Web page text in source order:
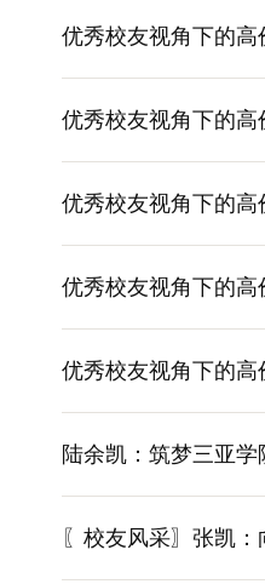
优秀校友视角下的
优秀校友视角下的
优秀校友视角下的
优秀校友视角下的
优秀校友视角下的
陆余凯：筑梦三亚
〖校友风采〗张凯